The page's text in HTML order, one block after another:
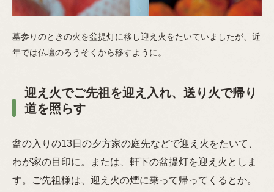
墓参りのときの火を盆提灯に移し迎え火をたいていましたが、近
年では仏壇のろうそくから移すように。
迎え火でご先祖を迎え入れ、送り火で帰り
道を照らす
盆の入りの13日の夕方家の庭先などで迎え火をたいて、
わが家の目印に。または、軒下の盆提灯を迎え火としま
す。ご先祖様は、迎え火の煙に乗って帰ってくるとか。